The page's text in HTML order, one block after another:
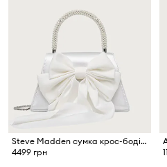
Steve Madden сумка крос-боді жіноча Bcosette
4499 грн